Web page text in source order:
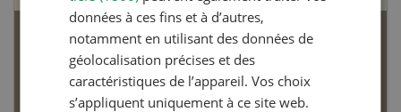
Articles biologiques
données à ces fins et à d’autres,
notamment en utilisant des données de
géolocalisation précises et des
caractéristiques de l’appareil. Vos choix
s’appliquent uniquement à ce site web.